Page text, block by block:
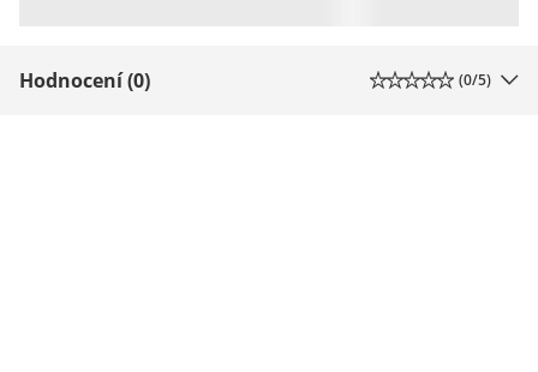
Hodnocení (0) (0/5)